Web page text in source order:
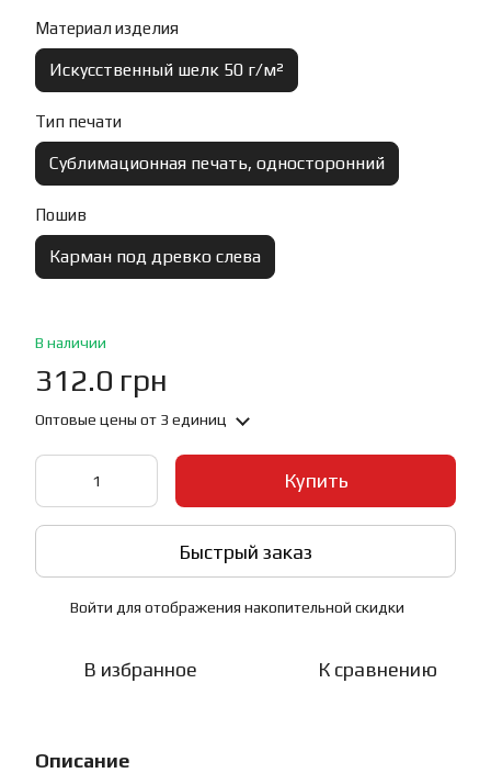
Материал изделия
Искусственный шелк 50 г/м²
Тип печати
Сублимационная печать, односторонний
Пошив
Карман под древко слева
В наличии
312.0 грн
Оптовые цены от 3 единиц
Купить
Быстрый заказ
Войти для отображения накопительной скидки
В избранное К сравнению
Описание